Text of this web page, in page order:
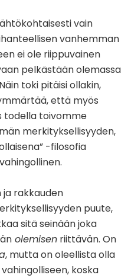
vain
vanhemman
ei ole riippuvainen
pelkästään olemassa
toki pitäisi ollakin,
että myös
todella toivomme
merkityksellisyyden,
-filosofia
rakkauden
puute,
sitä seinään joka
olemisen riittävän. On
, mutta on oleellista olla
koska